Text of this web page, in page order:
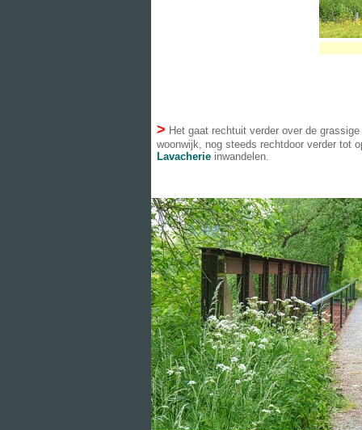
> Het gaat rechtuit verder over de
woonwijk, nog steeds rechtdoor verder tot
Lavacherie inwandelen.